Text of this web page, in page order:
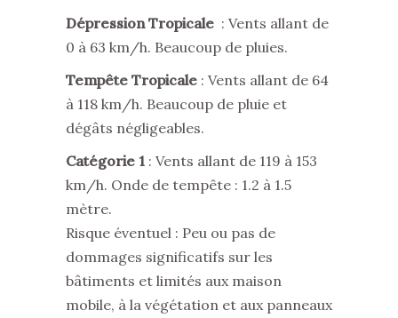
Dépression Tropicale : Vents allant de
0 à 63 km/h. Beaucoup de pluies.
Tempête Tropicale : Vents allant de 64
à 118 km/h. Beaucoup de pluie et
dégâts négligeables.
Catégorie 1 : Vents allant de 119 à 153
km/h. Onde de tempête : 1.2 à 1.5
mètre.
Risque éventuel : Peu ou pas de
dommages significatifs sur les
bâtiments et limités aux maison
mobile, à la végétation et aux panneaux